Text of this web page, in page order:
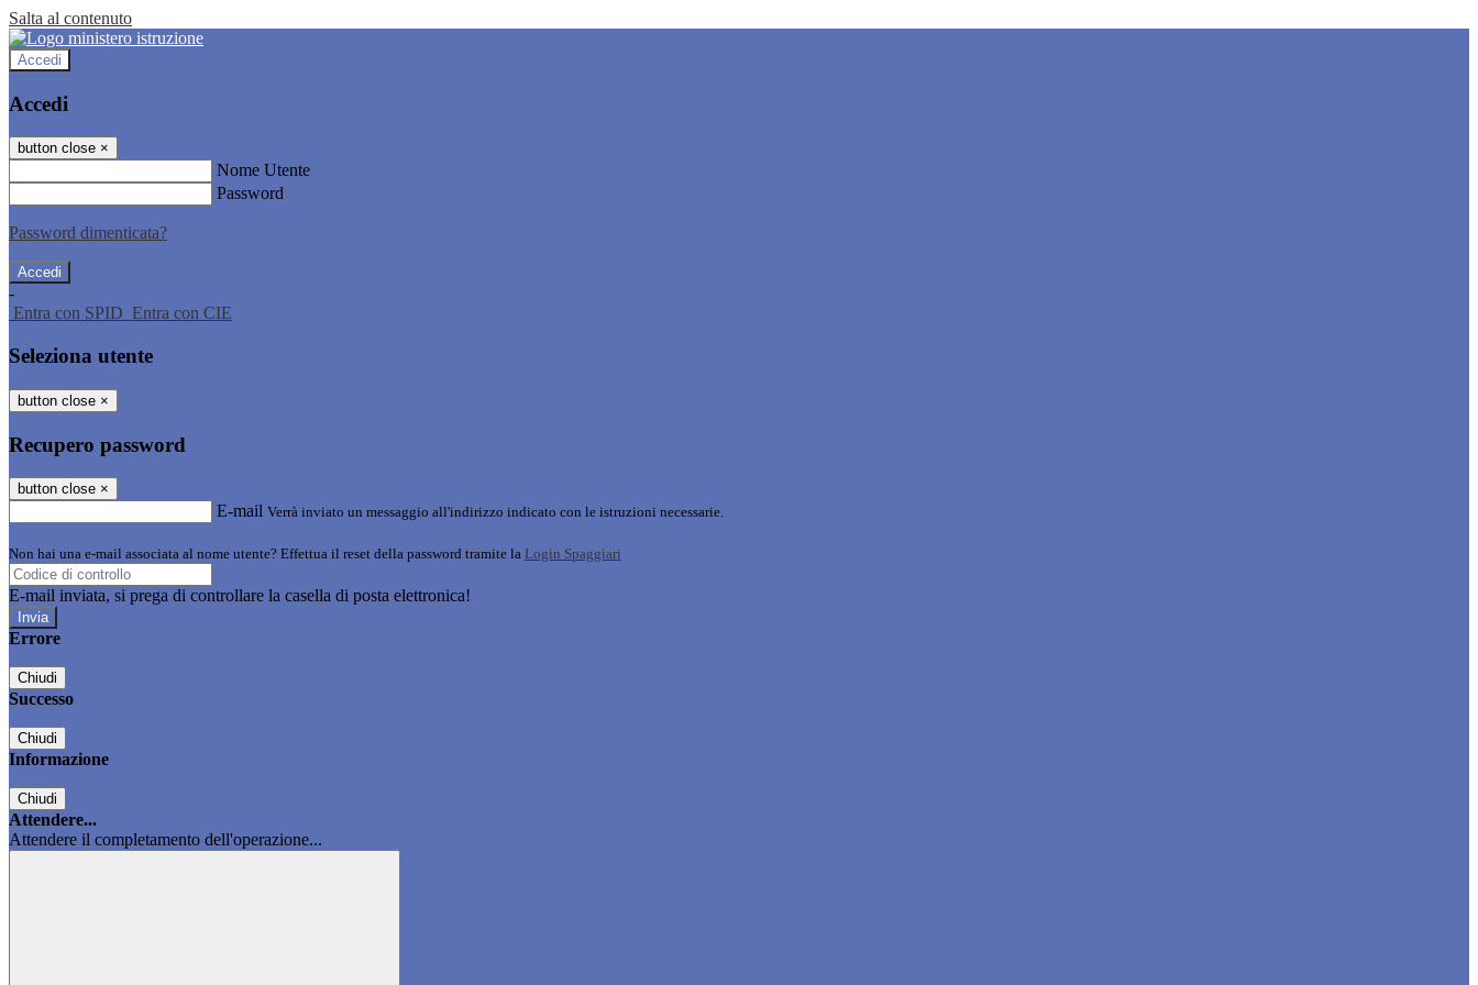
Salta al contenuto
Accedi
Accedi
button close ×
Nome Utente
Password
Password dimenticata?
-
Entra con SPID Entra con CIE
Seleziona utente
button close ×
Recupero password
button close ×
E-mail Verrà inviato un messaggio all'indirizzo indicato con le istruzioni necessarie.
Non hai una e-mail associata al nome utente? Effettua il reset della password tramite la Login Spaggiari
E-mail inviata, si prega di controllare la casella di posta elettronica!
Errore
Chiudi
Successo
Chiudi
Informazione
Chiudi
Attendere...
Attendere il completamento dell'operazione...